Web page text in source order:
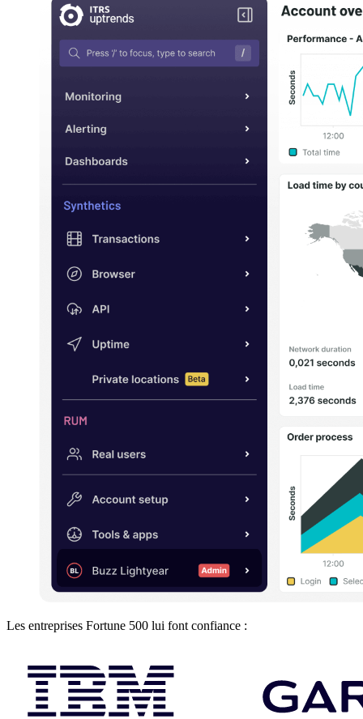
Les entreprises Fortune 500 lui font confiance :